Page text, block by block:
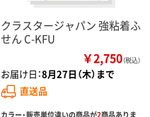
クラスタージャパン 強粘着ふ
せん C-KFU
￥2,750（税込）
お届け日：8月27日（木）まで
直送品
カラー・販売単位違いの商品が2商品ありま